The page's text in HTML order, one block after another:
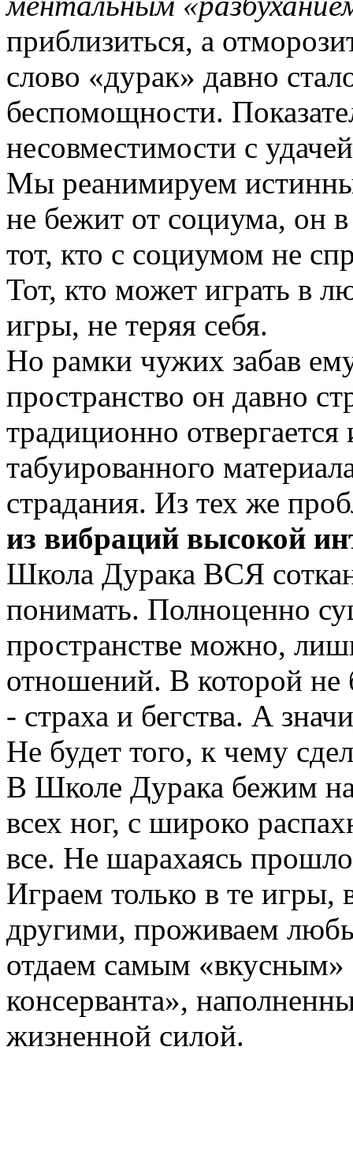
приблизиться, а
слово «дурак» давно
беспомощности.
несовместимости с
Мы реанимируем
не бежит от социума, он
тот, кто с социумом не
Тот, кто может играть в
игры, не теряя себя.
Но рамки чужих забав
пространство он давно
традиционно
табуированного
страдания. Из тех же
из вибраций высокой
Школа Дурака ВСЯ
понимать. Полноценно
пространстве можно,
отношений. В которой не
- страха и бегства. А
Не будет того, к чему
В Школе Дурака бежим
всех ног, с широко
все. Не шарахаясь
Играем только в те игры,
другими, проживаем
отдаем самым
консерванта»,
жизненной силой.